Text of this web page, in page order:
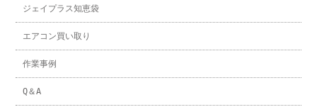
ジェイプラス知恵袋
エアコン買い取り
作業事例
Q＆A